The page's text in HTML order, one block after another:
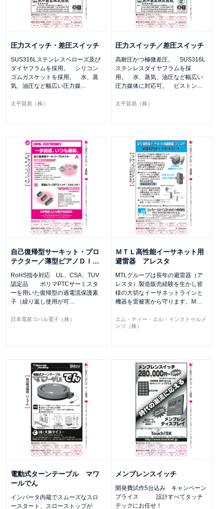
圧力スイッチ・差圧スイッチ
SUS316Lステンレスベローズ及び
ダイヤフラムを採用。 シリコン
ゴムガスケットを採用。 水、蒸
気、油圧など幅広い圧力媒…
太平貿易（株）
圧力スイッチ／差圧スイッチ
高耐圧かつ極微差圧。 SUS316L
ステンレスダイヤフラムを採
用。 水、蒸気、油圧など幅広い
圧力媒体に対応可。 ピストン…
太平貿易（株）
自己復帰型サーキット・プロ
テクター／薄型ピアノＤＩ …
RoHS指令対応 UL、CSA、TUV
認定品 ポリマPTCサーミスタ
ーを用いた復帰型の過電流保護素
子（繰り返し使用が可
日本電産コパル電子（株）
ＭＴＬ高性能イーサネット用
避雷器 アレスタ
MTLグループは長年の避雷器（ア
レスタ）製造販売経験を生かし皆
様の大切なイーサネットラインと
機器を雷被害から守ります。M
エム・ティー・エル・インストゥルメ
ンツ（株）
電動式ターンテーブル マワ
ールでん
インバータ内蔵でスムーズなスロ
ースタート、スローストップが
メンブレンスイッチ
開発費試作5台込み キャンペーン
プライス 設計すべてタッチ
テックにお任せ！